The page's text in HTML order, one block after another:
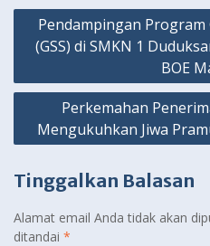
Navigasi
pos
Pendampingan Program
(GSS) di SMKN 1
BOE
Perkemahan
Mengukuhkan Jiwa
Tinggalkan Balasan
Alamat email Anda tidak akan
ditandai *